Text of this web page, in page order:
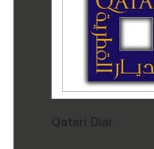
Qatari Diar